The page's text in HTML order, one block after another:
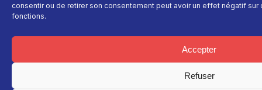
consentir ou de retirer son consentement peut avoir un effet négatif
fonctions.
Accepter
Refuser